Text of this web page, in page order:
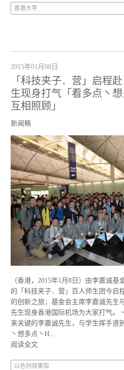
香港大学
2015年01月08日
「科技夹子．营」启程
生现身打气「看多点丶想
互相照顾」
新闻稿
（香港，2015年1月8日）由李嘉诚
的「科技夹子．营」百人师生团今启
的创新之旅；基金会主席李嘉诚先生
先生现身香港国际机场为大家打气。
来关键的李嘉诚先生，与学生挥手道
丶想多点丶H...
阅读全文
以色列领事馆